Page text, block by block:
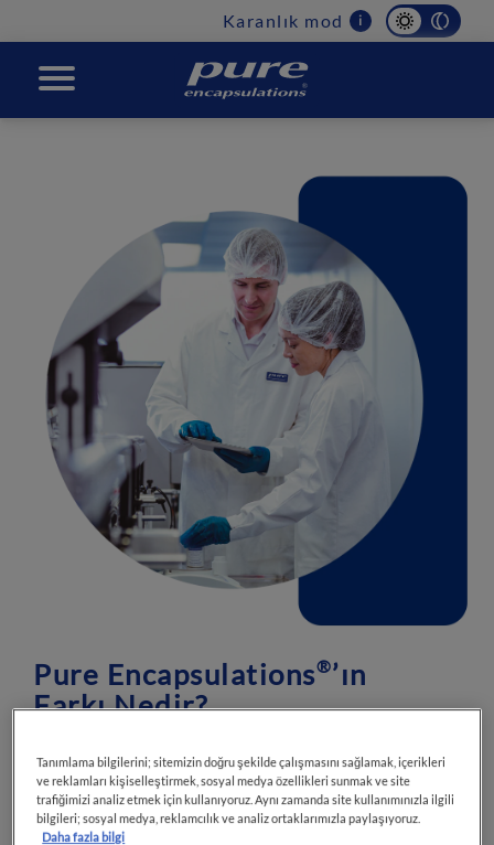
navigation
Karanlık mod i
PURE
Pure Encapsulations®’ın
Farkı Nedir?
kanıtlanabilir bilimle desteklenen ürünlerin
kullanılmasıyla hazırlanmış takviye edici
gıdaları sizlere sunmaktır.
Tanımlama bilgilerini; sitemizin doğru şekilde çalışmasını sağlamak, içerikleri
ve reklamları kişiselleştirmek, sosyal medya özellikleri sunmak ve site
trafiğimizi analiz etmek için kullanıyoruz. Aynı zamanda site kullanımınızla ilgili
bilgileri; sosyal medya, reklamcılık ve analiz ortaklarımızla paylaşıyoruz.
Daha fazla bilgi